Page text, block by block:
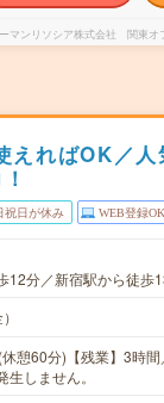
マンリソシア株式会社 関東オ
えればOK／人
祝日が休み WEB登録OK
12分／新宿駅から徒歩
憩60分)【残業】3時
しません。